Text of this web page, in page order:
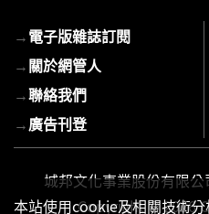
mail
→電子版雜誌訂閱
→關於網管人
→聯絡我們
→廣告刊登
城邦文化事業股份有限
Copyright © 2026
本站使用cookie及相關技術分